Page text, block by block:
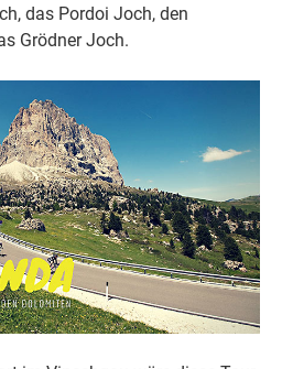
das Pordoi Joch, den
Grödner Joch.